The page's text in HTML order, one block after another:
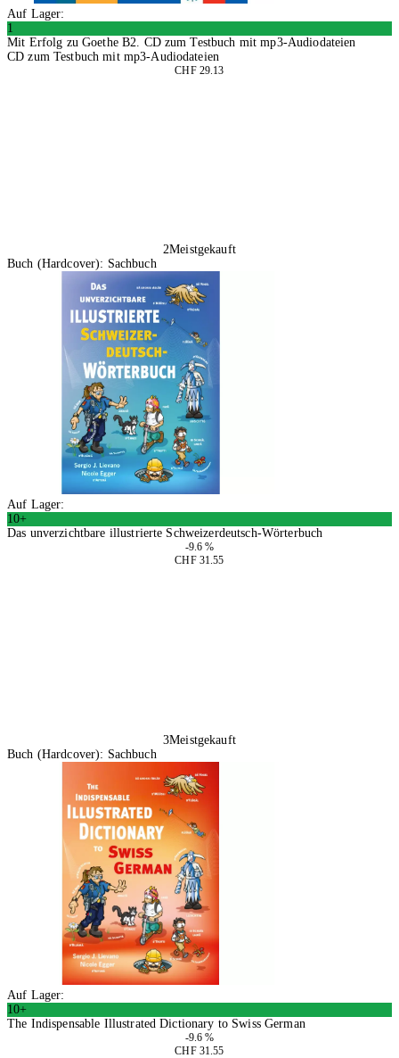
Auf Lager:
1
Mit Erfolg zu Goethe B2. CD zum Testbuch mit mp3-Audiodateien
CD zum Testbuch mit mp3-Audiodateien
CHF 29.13
2Meistgekauft
Buch (Hardcover): Sachbuch
Auf Lager:
10+
Das unverzichtbare illustrierte Schweizerdeutsch-Wörterbuch
-9.6 %
CHF 31.55
3Meistgekauft
Buch (Hardcover): Sachbuch
Auf Lager:
10+
The Indispensable Illustrated Dictionary to Swiss German
-9.6 %
CHF 31.55